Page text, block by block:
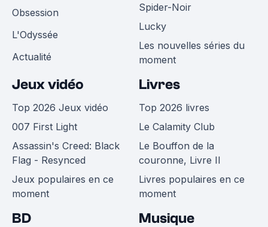
Obsession
L'Odyssée
Actualité
Spider-Noir
Lucky
Les nouvelles séries du
moment
Jeux vidéo
Top 2026 Jeux vidéo
007 First Light
Assassin's Creed: Black
Flag - Resynced
Jeux populaires en ce
moment
Livres
Top 2026 livres
Le Calamity Club
Le Bouffon de la
couronne, Livre II
Livres populaires en ce
moment
BD Musique